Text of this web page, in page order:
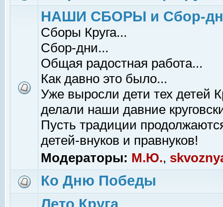
НАШИ СБОРЫ и Сбор-
Сборы Круга...
Сбор-дни...
Общая радостная работа...
Как давно это было...
Уже выросли дети тех детей
делали наши давние
Пусть традиции
детей-внуков и правнуков!
Модераторы: М.Ю.,
Ко Дню Победы